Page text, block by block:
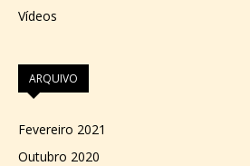
Vídeos
ARQUIVO
Fevereiro 2021
Outubro 2020